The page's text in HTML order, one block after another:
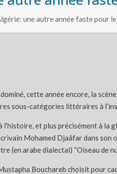
une autre année faste pour
dominé, cette année encore, la
sous-catégories littéraires à
et plus précisément à
Mohamed Djaâfar dans
(en arabe dialectal) “Oiseau de
Bouchareb choisit pour